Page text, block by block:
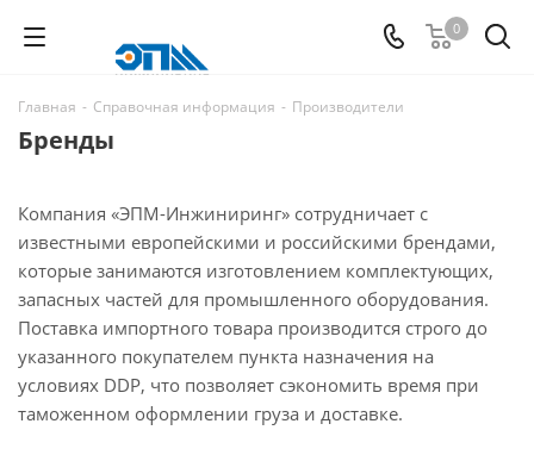
0
Главная - Справочная информация - Производители
Бренды
Компания «ЭПМ-Инжиниринг» сотрудничает с
известными европейскими и российскими брендами,
которые занимаются изготовлением комплектующих,
запасных частей для промышленного оборудования.
Поставка импортного товара производится строго до
указанного покупателем пункта назначения на
условиях DDP, что позволяет сэкономить время при
таможенном оформлении груза и доставке.